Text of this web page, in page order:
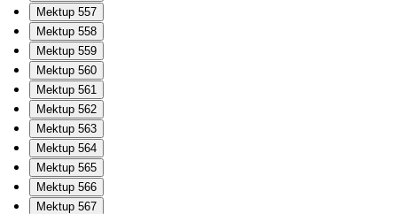
Mektup 557
Mektup 558
Mektup 559
Mektup 560
Mektup 561
Mektup 562
Mektup 563
Mektup 564
Mektup 565
Mektup 566
Mektup 567